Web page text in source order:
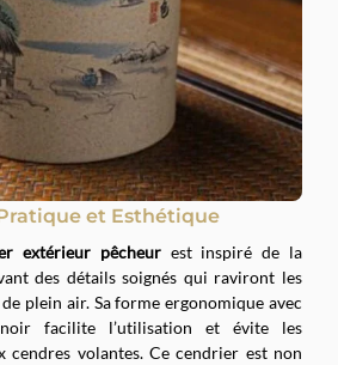
et Esthétique
extérieur pêcheurest inspiré de la
des détails soignés qui raviront les
plein air. Sa forme ergonomique avec
facilite l’utilisation et évite les
cendres volantes. Ce cendrier est non